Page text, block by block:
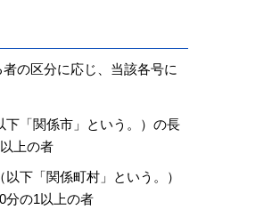
の区分に応じ、当該各号に
「関係市」という。）の長
上の者
下「関係町村」という。）
分の1以上の者